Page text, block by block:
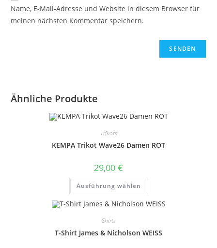
Name, E-Mail-Adresse und Website in diesem Browser für
meinen nächsten Kommentar speichern.
Ähnliche Produkte
Trikots
KEMPA Trikot Wave26 Damen ROT
29,00 €
Ausführung wählen
Dieses
weist
mehrere
Varianten
können
Shirts
T-Shirt James & Nicholson WEISS